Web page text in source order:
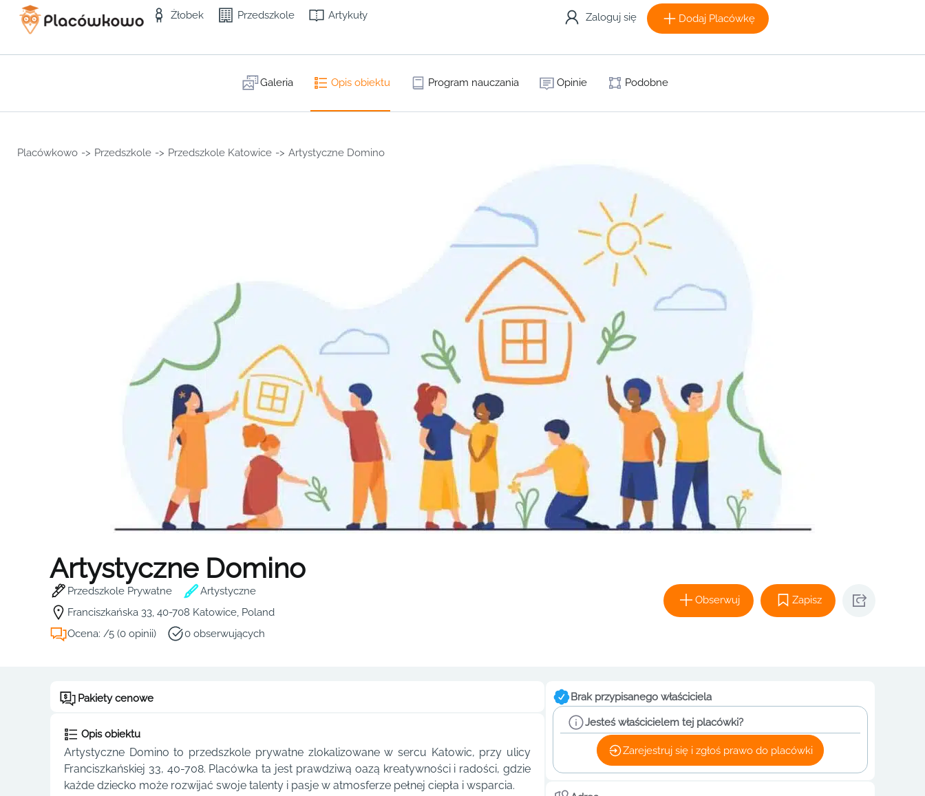
Żłobek Przedszkole Artykuły Zaloguj się Dodaj Placówkę
Galeria Opis obiektu Program nauczania Opinie Podobne
Placówkowo -> Przedszkole -> Przedszkole Katowice -> Artystyczne Domino
Artystyczne Domino
Przedszkole Prywatne
Artystyczne
Franciszkańska 33, 40-708 Katowice, Poland
Ocena: /5 (0 opinii)
0 obserwujących
Obserwuj Zapisz
Pakiety cenowe
Opis obiektu
Artystyczne Domino to przedszkole prywatne zlokalizowane w sercu Katowic, przy ulicy
Franciszkańskiej 33, 40-708. Placówka ta jest prawdziwą oazą kreatywności i radości, gdzie
każde dziecko może rozwijać swoje talenty i pasje w atmosferze pełnej ciepła i wsparcia.
Brak przypisanego właściciela
Jesteś właścicielem tej placówki?
Zarejestruj się i zgłoś prawo do placówki